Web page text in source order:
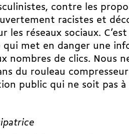
contre les
racistes et
les réseaux sociaux.
met en danger une
nombres de clics. Nous
du rouleau
public qui ne soit pas